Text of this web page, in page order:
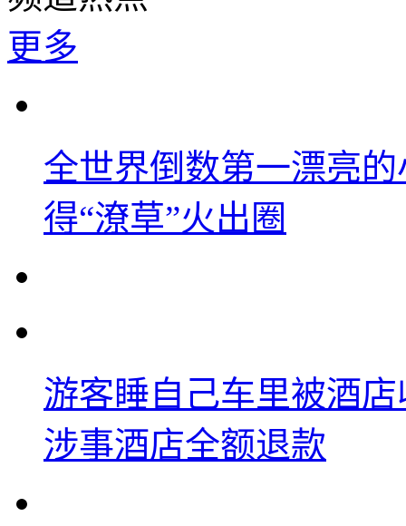
更多
全世界倒数第一漂亮
得“潦草”火出圈
游客睡自己车里被酒
涉事酒店全额退款